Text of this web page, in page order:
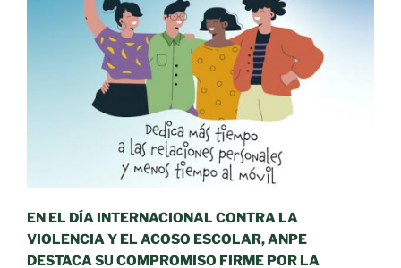
EN EL DÍA INTERNACIONAL CONTRA LA
VIOLENCIA Y EL ACOSO ESCOLAR, ANPE
DESTACA SU COMPROMISO FIRME POR LA